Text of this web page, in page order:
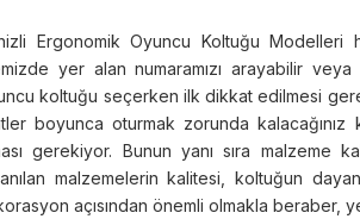
Ergonomik Oyuncu Koltuğu Modelleri
yer alan numaramızı arayabilir
koltuğu seçerken ilk dikkat edilmesi
boyunca oturmak zorunda
gerekiyor. Bunun yanı sıra malzeme
malzemelerin kalitesi, koltuğun
açısından önemli olmakla beraber,